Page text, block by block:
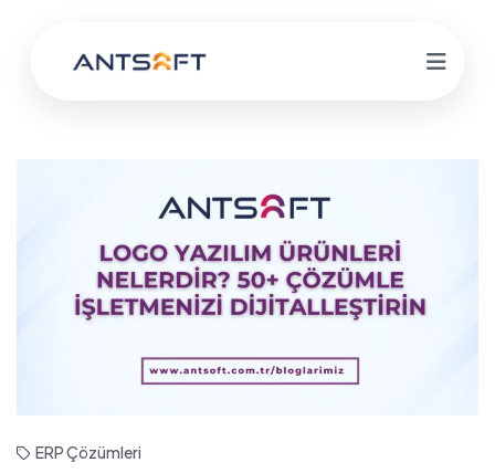
ERP Çözümleri